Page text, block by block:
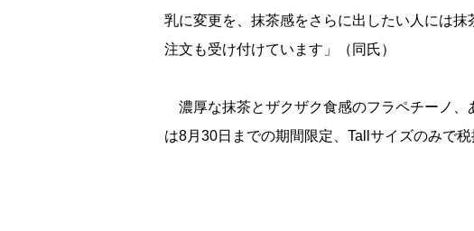
乳に変更を、抹茶感をさらに出したい人には
注文も受け付けています」（同氏）
濃厚な抹茶とザクザク食感のフラペチーノ、
は8月30日までの期間限定、Tallサイズのみで税